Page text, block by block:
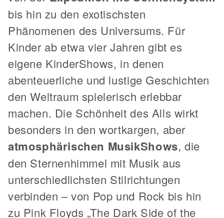
bis hin zu den exotischsten
Phänomenen des Universums. Für
Kinder ab etwa vier Jahren gibt es
eigene KinderShows, in denen
abenteuerliche und lustige Geschichten
den Weltraum spielerisch erlebbar
machen. Die Schönheit des Alls wirkt
besonders in den wortkargen, aber
atmosphärischen MusikShows, die
den Sternenhimmel mit Musik aus
unterschiedlichsten Stilrichtungen
verbinden – von Pop und Rock bis hin
zu Pink Floyds „The Dark Side of the